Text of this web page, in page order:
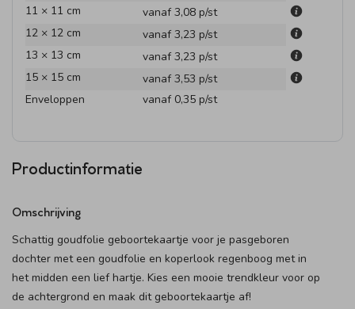
11 × 11 cm
vanaf 3,08 p/st
12 × 12 cm
vanaf 3,23 p/st
13 × 13 cm
vanaf 3,23 p/st
15 × 15 cm
vanaf 3,53 p/st
Enveloppen
vanaf 0,35 p/st
Productinformatie
Omschrijving
Schattig goudfolie geboortekaartje voor je pasgeboren
dochter met een goudfolie en koperlook regenboog met in
het midden een lief hartje. Kies een mooie trendkleur voor op
de achtergrond en maak dit geboortekaartje af!